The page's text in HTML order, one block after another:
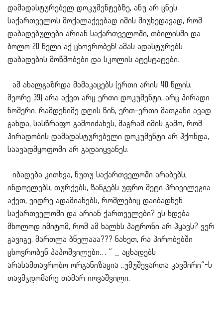
დამადასტურებელ დოკუმენტებზე, ანუ არ ცნეს
საქართველოს მოქალაქეებად იმის მიუხედავად, რომ
დაბადებულები არიან საქართველოში, თბილისში და
ბოლო 20 წელი აქ ცხოვრობენ! ამას ადასტურებს
დაბადების მოწმობები და სკოლის ატესტატები.
ამ ახალგაზრდა მამაკაცებს (ერთი არის 40 წლის,
მეორე 39) არა აქვთ არც ერთი დოკუმენტი, არც პირადი
ნომერი. რამდენიმე დღის წინ, ერთ-ერთი მათგანი ავად
გახდა, სასწრაფო გამოიძახეს, მაგრამ იმის გამო, რომ
პირადობის დამადასტურებელი დოკუმენტი არ ჰქონდა,
საავადმყოფოში არ გადაიყვანეს.
იბადება კითხვა, ნუთუ საქართველოში არაბებს,
ინდოელებს, თურქებს, ზანგებს უფრო მეტი პრივილეგია
აქვთ, ვიდრე ადამიანებს, რომლებიც დაიბადნენ
საქართველოში და არიან ქართველები? ეს ხდება
მხოლოდ იმიტომ, რომ ამ ხალხს პატრონი არ ჰყავს? ვერ
გავიგე, მართლა ბნელააა??? ნახეთ, რა პირობებში
ცხოვრობენ პაპოშვილები… ” _ აცხადებს
არასამთავრობო ორგანიზაცია ,,უმუშევართა კავშირი”-ს
თავმჯდომარე თამარ იოვაშვილი.